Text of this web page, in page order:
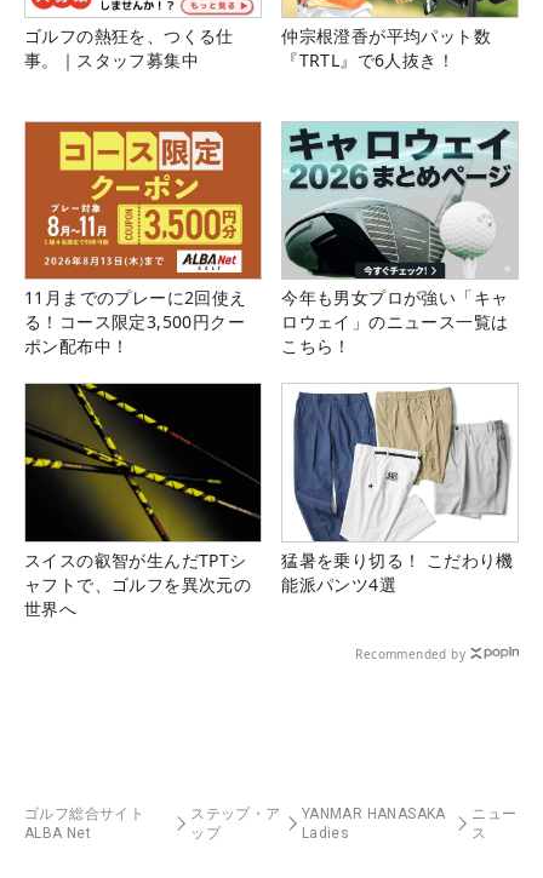
ゴルフの熱狂を、つくる仕
事。｜スタッフ募集中
仲宗根澄香が平均パット数
『TRTL』で6人抜き！
11月までのプレーに2回使え
る！コース限定3,500円クー
ポン配布中！
今年も男女プロが強い「キャ
ロウェイ」のニュース一覧は
こちら！
スイスの叡智が生んだTPTシ
ャフトで、ゴルフを異次元の
世界へ
猛暑を乗り切る！ こだわり機
能派パンツ4選
Recommended by
ゴルフ総合サイト
ALBA Net
ステップ・ア
ップ
YANMAR HANASAKA
Ladies
ニュー
ス